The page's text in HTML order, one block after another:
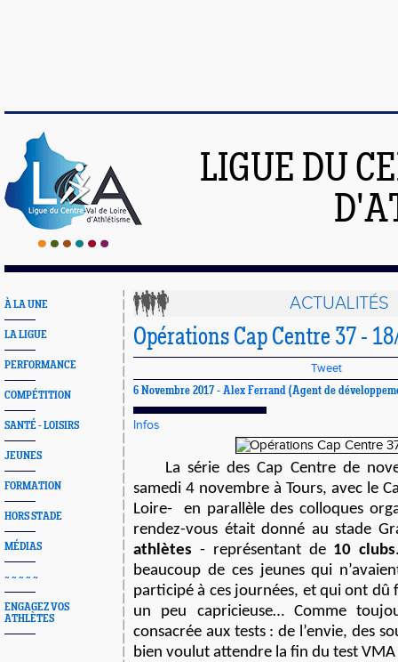
LIGUE DU
À LA UNE
LA LIGUE
PERFORMANCE
COMPÉTITION
SANTÉ - LOISIRS
JEUNES
FORMATION
HORS STADE
MÉDIAS
~ ~ ~ ~ ~
ENGAGEZ VOS
ATHLÈTES
ACTUALITÉS
Opérations Cap Centre 37 -
Tweet
6 Novembre 2017 - Alex Ferrand (Agent de
Infos
La série des Cap Centre de
samedi 4 novembre à Tours, avec le
Loire- en parallèle des colloques
rendez-vous était donné au stade
athlètes - représentant de 10 clubs
beaucoup de ces jeunes qui
participé à ces journées, et qui ont dû
un peu capricieuse… Comme
consacrée aux tests : de l’envie, des
bien voulut attendre la fin du test